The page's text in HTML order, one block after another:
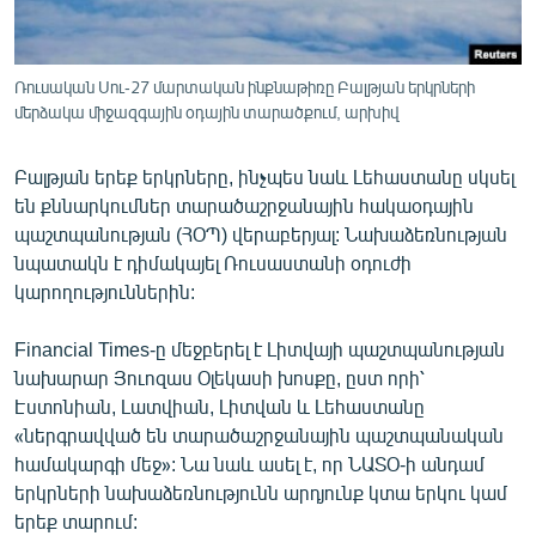
ՏՏ ԵՒ ԻՆՏԵՐՆԵՏ
ԱՐԽԻՎ
ԲԱՆԱՎԵՃ
ՁԳՏԵԼՈՎ ԼԱՎԱԳՈՒՅՆԻՆ
ՓՈԴՔԱՍԹ
Հայերեն
English
Русский
ՀԵՏԵՎԵՔ ՄԵԶ
Ռուսական Սու-27 մարտական ինքնաթիռը Բալթյան երկրների
մերձակա միջազգային օդային տարածքում, արխիվ
Բալթյան երեք երկրները, ինչպես նաև Լեհաստանը սկսել
են քննարկումներ տարածաշրջանային հակաօդային
պաշտպանության (ՀՕՊ) վերաբերյալ: Նախաձեռնության
նպատակն է դիմակայել Ռուսաստանի օդուժի
կարողություններին:
Financial Times-ը մեջբերել է Լիտվայի պաշտպանության
նախարար Յուոզաս Օլեկասի խոսքը, ըստ որի՝
Էստոնիան, Լատվիան, Լիտվան և Լեհաստանը
«ներգրավված են տարածաշրջանային պաշտպանական
համակարգի մեջ»: Նա նաև ասել է, որ ՆԱՏՕ-ի անդամ
երկրների նախաձեռնությունն արդյունք կտա երկու կամ
երեք տարում: